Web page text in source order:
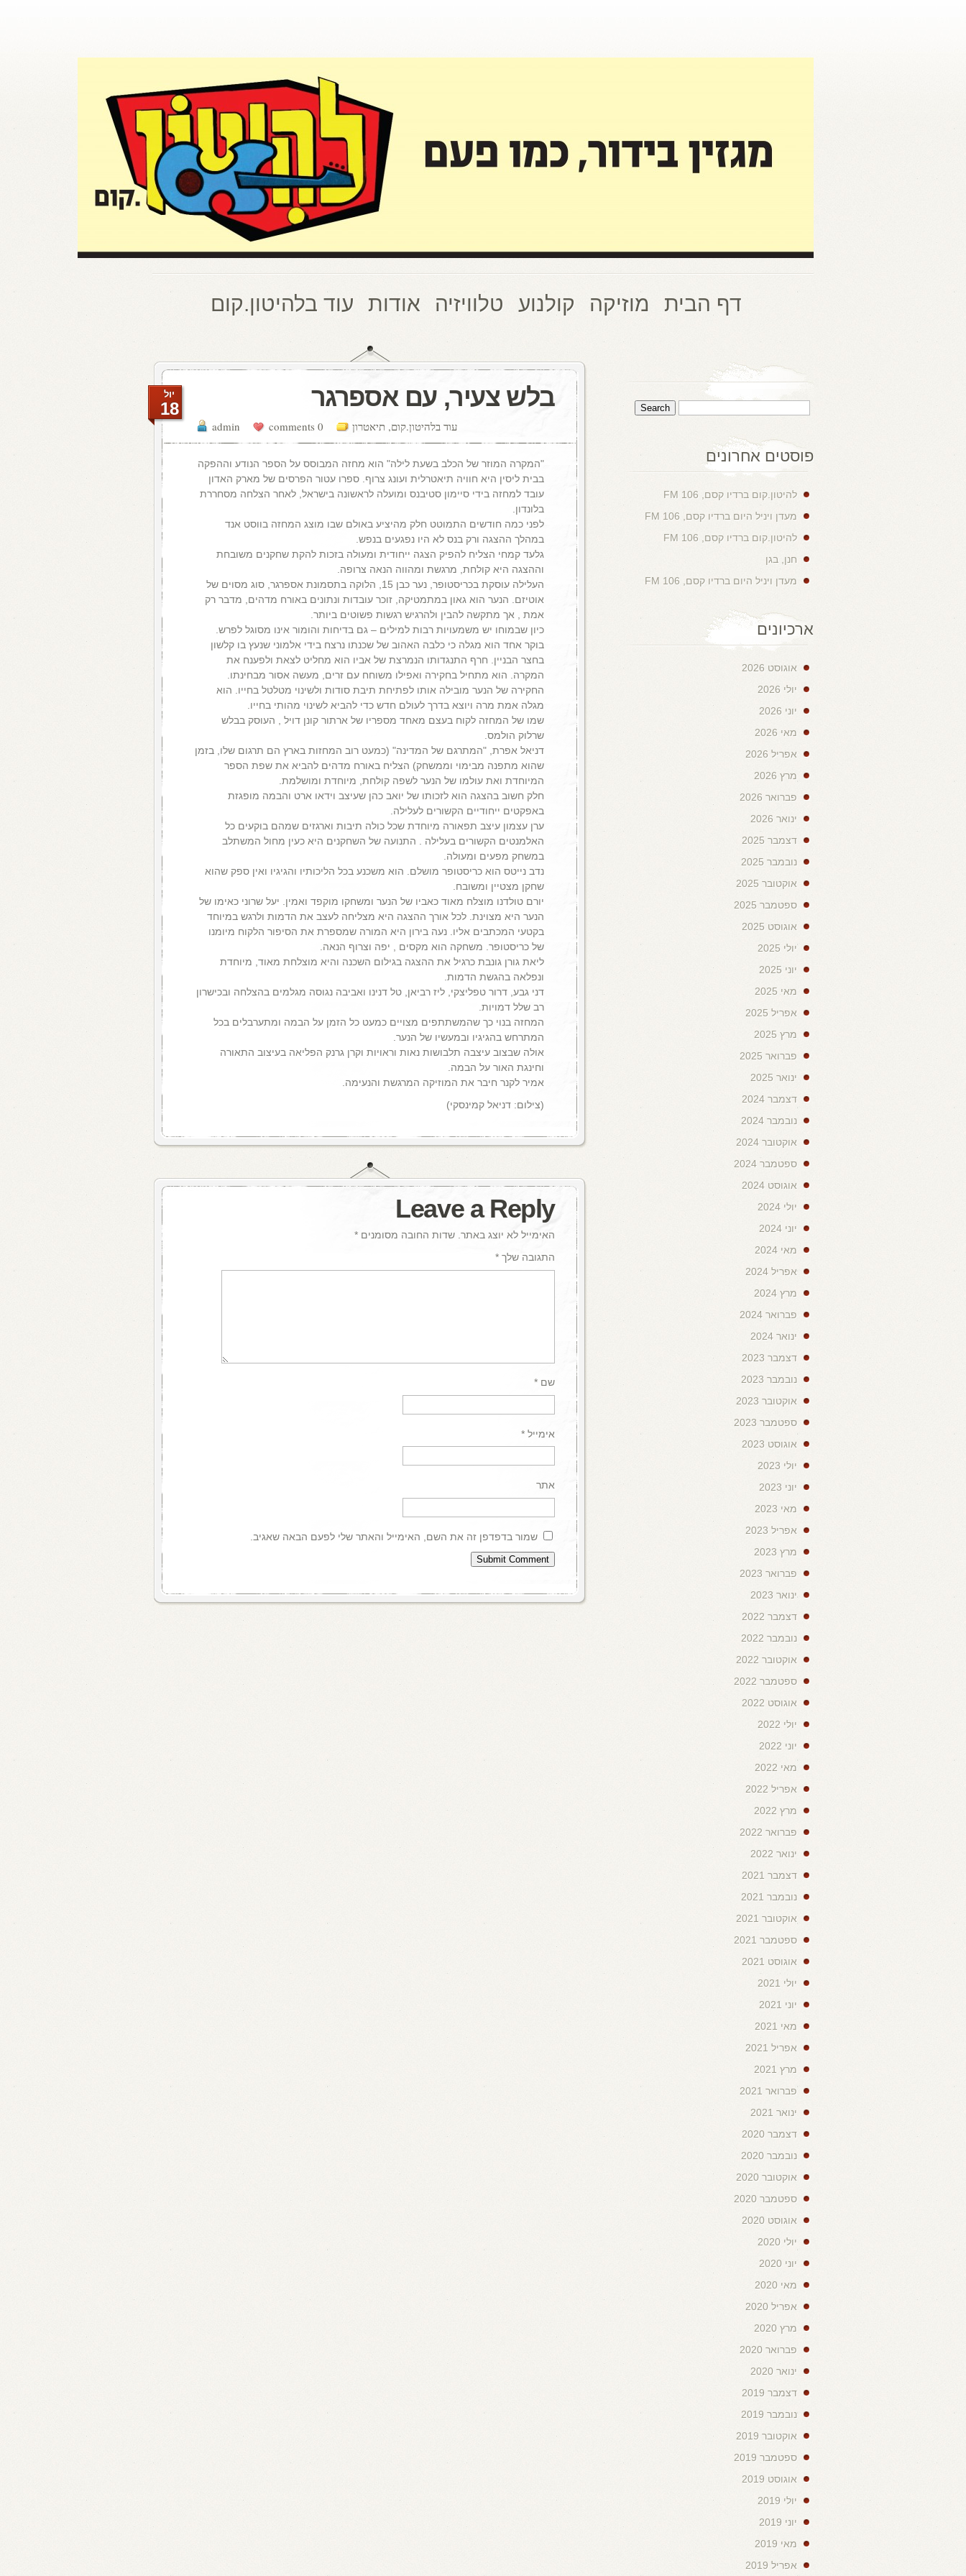
דף הבית מוזיקה קולנוע טלוויזיה אודות עוד בלהיטון.קום
בלש צעיר, עם אספרגר
admin 0 comments עוד בלהיטון.קום, תיאטרון
יול
18
"המקרה המוזר של הכלב בשעת לילה" הוא מחזה המבוסס על הספר הנודע וההפקה
בבית ליסין היא חוויה תיאטרלית ועונג צרוף. ספרו עטור הפרסים של מארק האדון
עובד למחזה בידי סיימון סטיבנס ומועלה לראשונה בישראל, לאחר הצלחה מסחררת
בלונדון.
לפני כמה חודשים התמוטט חלק מהיציע באולם שבו מוצג המחזה בווסט אנד
במהלך ההצגה ורק בנס לא היו נפגעים בנפש.
גלעד קמחי הצליח להפיק הצגה ייחודית ומעולה בזכות להקת שחקנים משובחת
וההצגה היא קולחת, מרגשת ומהווה הנאה צרופה.
העלילה עוסקת בכריסטופר, נער כבן 15, הלוקה בתסמונת אספרגר, סוג מסוים של
אוטיזם. הנער הוא גאון במתמטיקה, זוכר עובדות ונתונים באורח מדהים, מדבר רק
אמת , אך מתקשה להבין ולהרגיש רגשות פשוטים ביותר.
כיון שבמוחו יש משמעויות רבות למילים – גם בדיחות והומור אינו מסוגל לפרש.
בוקר אחד הוא מגלה כי כלבה האהוב של שכנתו נרצח בידי אלמוני שנעץ בו קלשון
בחצר הבניין. חרף התנגדותו הנמרצת של אביו הוא מחליט לצאת ולפענח את
המקרה. הוא מתחיל בחקירה ואפילו משוחח עם זרים, מעשה אסור מבחינתו.
החקירה של הנער מובילה אותו לפתיחת תיבת סודות ולשינוי מטלטל בחייו. הוא
מגלה אמת מרה ויוצא בדרך לעולם חדש כדי להביא לשינוי מהותי בחייו.
שמו של המחזה לקוח בעצם מאחד מספריו של ארתור קונן דויל , העוסק בבלש
שרלוק הולמס.
דניאל אפרת, "המתרגם של המדינה" (כמעט רוב המחזות בארץ הם תרגום שלו, בזמן
שהוא מתפנה מבימוי וממשחק) הצליח באורח מדהים להביא את שפת הספר
המיוחדת ואת עולמו של הנער לשפה קולחת, מיוחדת ומושלמת.
חלק חשוב בהצגה הוא לזכותו של יואב כהן שעיצב וידאו ארט והבמה מופגזת
באפקטים ייחודיים הקשורים לעלילה.
ערן עצמון עיצב תפאורה מיוחדת שכל כולה תיבות וארגזים שמהם בוקעים כל
האלמנטים הקשורים בעלילה . התנועה של השחקנים היא כעין מחול המשתלב
במשחק מפעים ומעולה.
נדב נייטס הוא כריסטופר מושלם. הוא משכנע בכל הליכותיו והגיגיו ואין ספק שהוא
שחקן מצטיין ומשובח.
יורם טולדנו מוצלח מאוד כאביו של הנער ומשחקו מוקפד ואמין. יעל שרוני כאימו של
הנער היא מצוינת. לכל אורך ההצגה היא מצליחה לעצב את הדמות ולרגש במיוחד
בקטעי המכתבים אליו. נעה בירון היא המורה שמספרת את הסיפור הלקוח מיומנו
של כריסטופר. משחקה הוא מקסים , יפה וצרוף הנאה.
ליאת גורן גונבת כרגיל את ההצגה בגילום השכנה והיא מוצלחת מאוד, מיוחדת
ונפלאה בהגשת הדמות.
דני גבע, דרור טפליצקי, ליז רביאן, טל דנינו ואביבה נגוסה מגלמים בהצלחה ובכישרון
רב שלל דמויות.
המחזה בנוי כך שהמשתתפים מצויים כמעט כל הזמן על הבמה ומתערבלים בכל
המתרחש בהגיגיו ובמעשיו של הנער.
אולה שבצוב עיצבה תלבושות נאות וראויות וקרן גרנק הפליאה בעיצוב התאורה
וחינגת האור על הבמה.
אמיר לקנר חיבר את המוזיקה המרגשת והנעימה.
(צילום: דניאל קמינסקי)
Leave a Reply
האימייל לא יוצג באתר. שדות החובה מסומנים *
התגובה שלך *
שם *
אימייל *
אתר
שמור בדפדפן זה את השם, האימייל והאתר שלי לפעם הבאה שאגיב.
פוסטים אחרונים
להיטון.קום ברדיו קסם, 106 FM
מעדן ויניל היום ברדיו קסם, 106 FM
להיטון.קום ברדיו קסם, 106 FM
חנן, בגן
מעדן ויניל היום ברדיו קסם, 106 FM
ארכיונים
אוגוסט 2026
יולי 2026
יוני 2026
מאי 2026
אפריל 2026
מרץ 2026
פברואר 2026
ינואר 2026
דצמבר 2025
נובמבר 2025
אוקטובר 2025
ספטמבר 2025
אוגוסט 2025
יולי 2025
יוני 2025
מאי 2025
אפריל 2025
מרץ 2025
פברואר 2025
ינואר 2025
דצמבר 2024
נובמבר 2024
אוקטובר 2024
ספטמבר 2024
אוגוסט 2024
יולי 2024
יוני 2024
מאי 2024
אפריל 2024
מרץ 2024
פברואר 2024
ינואר 2024
דצמבר 2023
נובמבר 2023
אוקטובר 2023
ספטמבר 2023
אוגוסט 2023
יולי 2023
יוני 2023
מאי 2023
אפריל 2023
מרץ 2023
פברואר 2023
ינואר 2023
דצמבר 2022
נובמבר 2022
אוקטובר 2022
ספטמבר 2022
אוגוסט 2022
יולי 2022
יוני 2022
מאי 2022
אפריל 2022
מרץ 2022
פברואר 2022
ינואר 2022
דצמבר 2021
נובמבר 2021
אוקטובר 2021
ספטמבר 2021
אוגוסט 2021
יולי 2021
יוני 2021
מאי 2021
אפריל 2021
מרץ 2021
פברואר 2021
ינואר 2021
דצמבר 2020
נובמבר 2020
אוקטובר 2020
ספטמבר 2020
אוגוסט 2020
יולי 2020
יוני 2020
מאי 2020
אפריל 2020
מרץ 2020
פברואר 2020
ינואר 2020
דצמבר 2019
נובמבר 2019
אוקטובר 2019
ספטמבר 2019
אוגוסט 2019
יולי 2019
יוני 2019
מאי 2019
אפריל 2019